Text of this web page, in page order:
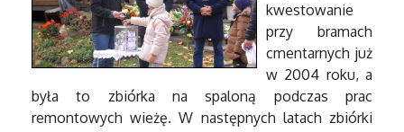
kwestowanie
przy bramach
cmentarnych już
w 2004 roku, a
była to zbiórka na spaloną podczas prac
remontowych wieżę. W następnych latach zbiórki